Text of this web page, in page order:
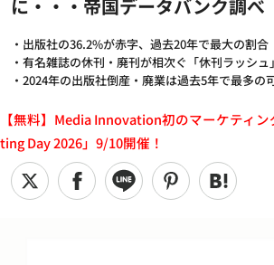
に・・・帝国データバンク調べ
・出版社の36.2%が赤字、過去20年で最大の割合
・有名雑誌の休刊・廃刊が相次ぐ「休刊ラッシュ」
・2024年の出版社倒産・廃業は過去5年で最多の
【無料】Media Innovation初のマーケティ
ting Day 2026」9/10開催！